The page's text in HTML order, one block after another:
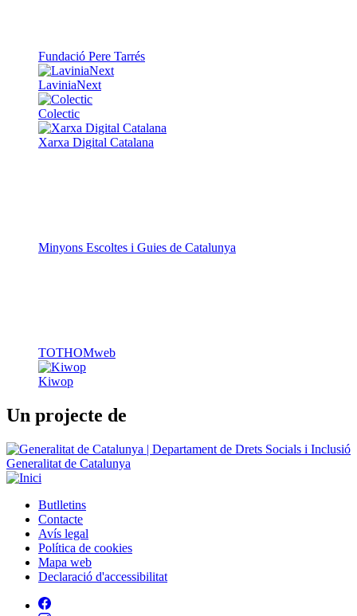
Fundació Pere Tarrés
LaviniaNext
Colectic
TOTHOMweb
Un projecte de
Generalitat de Catalunya
Peu
Butlletins
Contacte
Avís legal
Política de cookies
Mapa web